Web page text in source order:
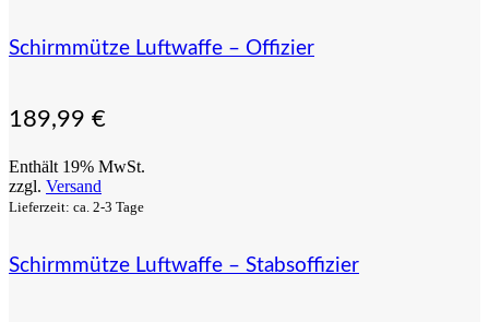
Schirmmütze Luftwaffe – Offizier
189,99 €
Enthält 19% MwSt.
zzgl. Versand
Lieferzeit: ca. 2-3 Tage
Schirmmütze Luftwaffe – Stabsoffizier